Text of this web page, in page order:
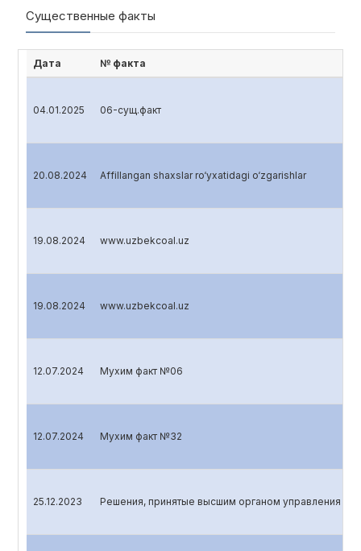
Существенные факты
Дата № факта
04.01.2025 06-сущ.факт
20.08.2024 Affillangan shaxslar ro‘yxatidagi o‘zgarishlar
19.08.2024 www.uzbekcoal.uz
19.08.2024 www.uzbekcoal.uz
12.07.2024 Мухим факт №06
12.07.2024 Мухим факт №32
25.12.2023 Решения, принятые высшим органом управления